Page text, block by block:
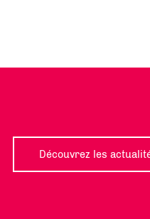
Découvrez les